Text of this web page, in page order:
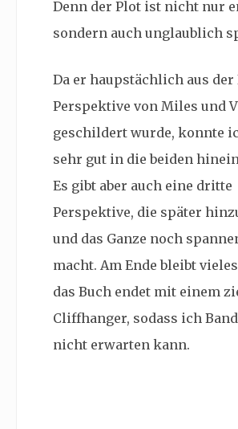
Denn der Plot ist nicht nur
sondern auch unglaublich
Da er haupstächlich aus der
Perspektive von Miles und
geschildert wurde, konnte
sehr gut in die beiden
Es gibt aber auch eine dritte
Perspektive, die später
und das Ganze noch
macht. Am Ende bleibt
das Buch endet mit einem
Cliffhanger, sodass ich
nicht erwarten kann.